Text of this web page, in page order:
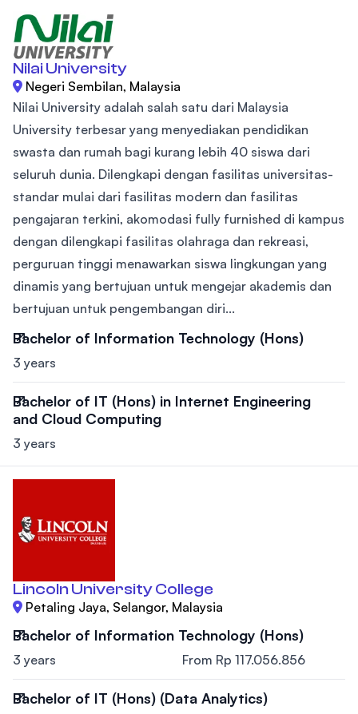
Nilai University
Negeri Sembilan, Malaysia
Nilai University adalah salah satu dari Malaysia
University terbesar yang menyediakan pendidikan
swasta dan rumah bagi kurang lebih 40 siswa dari
seluruh dunia. Dilengkapi dengan fasilitas universitas-
standar mulai dari fasilitas modern dan fasilitas
pengajaran terkini, akomodasi fully furnished di kampus
dengan dilengkapi fasilitas olahraga dan rekreasi,
perguruan tinggi menawarkan siswa lingkungan yang
dinamis yang bertujuan untuk mengejar akademis dan
bertujuan untuk pengembangan diri...
Bachelor of Information Technology (Hons)
3 years
Bachelor of IT (Hons) in Internet Engineering
and Cloud Computing
3 years
Lincoln University College
Petaling Jaya, Selangor, Malaysia
Bachelor of Information Technology (Hons)
3 years From Rp 117.056.856
Bachelor of IT (Hons) (Data Analytics)